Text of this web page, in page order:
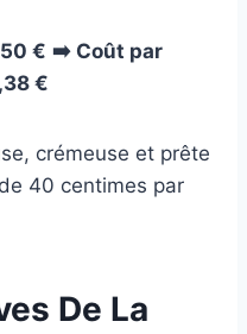
€ ➡️ Coût par
€
crémeuse et prête
40 centimes par
De La